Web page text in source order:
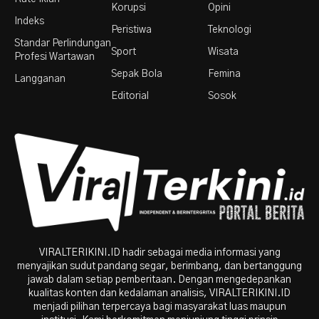
Indeks
Standar Perlindungan
Profesi Wartawan
Langganan
Korupsi
Peristiwa
Sport
Sepak Bola
Editorial
Opini
Teknologi
Wisata
Femina
Sosok
VIRALTERIKINI.ID hadir sebagai media informasi yang
menyajikan sudut pandang segar, berimbang, dan bertanggung
jawab dalam setiap pemberitaan. Dengan mengedepankan
kualitas konten dan kedalaman analisis, VIRALTERIKINI.ID
menjadi pilihan terpercaya bagi masyarakat luas maupun